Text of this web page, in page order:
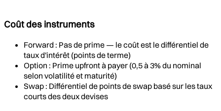
Coût des instruments
Forward : Pas de prime — le coût est le différentiel de
taux d'intérêt (points de terme)
Option : Prime upfront à payer (0,5 à 3% du nominal
selon volatilité et maturité)
Swap : Différentiel de points de swap basé sur les taux
courts des deux devises